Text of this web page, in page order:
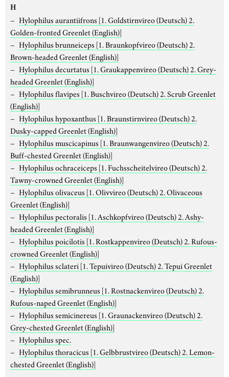
H
Hylophilus aurantiifrons [1. Goldstirnvireo (Deutsch) 2.
Golden-fronted Greenlet (English)]
Hylophilus brunneiceps [1. Braunkopfvireo (Deutsch) 2.
Brown-headed Greenlet (English)]
Hylophilus decurtatus [1. Graukappenvireo (Deutsch) 2. Grey-
headed Greenlet (English)]
Hylophilus flavipes [1. Buschvireo (Deutsch) 2. Scrub Greenlet
(English)]
Hylophilus hypoxanthus [1. Braunstirnvireo (Deutsch) 2.
Dusky-capped Greenlet (English)]
Hylophilus muscicapinus [1. Braunwangenvireo (Deutsch) 2.
Buff-chested Greenlet (English)]
Hylophilus ochraceiceps [1. Fuchsscheitelvireo (Deutsch) 2.
Tawny-crowned Greenlet (English)]
Hylophilus olivaceus [1. Olivvireo (Deutsch) 2. Olivaceous
Greenlet (English)]
Hylophilus pectoralis [1. Aschkopfvireo (Deutsch) 2. Ashy-
headed Greenlet (English)]
Hylophilus poicilotis [1. Rostkappenvireo (Deutsch) 2. Rufous-
crowned Greenlet (English)]
Hylophilus sclateri [1. Tepuivireo (Deutsch) 2. Tepui Greenlet
(English)]
Hylophilus semibrunneus [1. Rostnackenvireo (Deutsch) 2.
Rufous-naped Greenlet (English)]
Hylophilus semicinereus [1. Graunackenvireo (Deutsch) 2.
Grey-chested Greenlet (English)]
Hylophilus spec.
Hylophilus thoracicus [1. Gelbbrustvireo (Deutsch) 2. Lemon-
chested Greenlet (English)]